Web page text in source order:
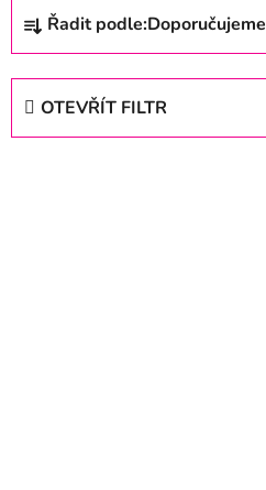
Ř
z
Řadit podle:Doporučujeme
OTEVŘÍT FILTR